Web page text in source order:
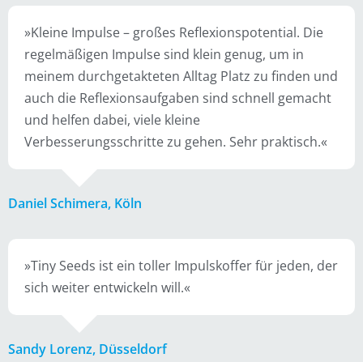
»Kleine Impulse – großes Reflexionspotential. Die
regelmäßigen Impulse sind klein genug, um in
meinem durchgetakteten Alltag Platz zu finden und
auch die Reflexionsaufgaben sind schnell gemacht
und helfen dabei, viele kleine
Verbesserungsschritte zu gehen. Sehr praktisch.«
Daniel Schimera, Köln
»Tiny Seeds ist ein toller Impulskoffer für jeden, der
sich weiter entwickeln will.«
Sandy Lorenz, Düsseldorf